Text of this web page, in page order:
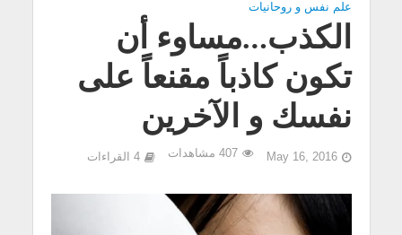
علم نفس و روحانيات
الكذب…مساوء أن
تكون كاذباً مقنعاً على
نفسك و الآخرين
May 16, 2016 407 مشاهدات 4 القراءات